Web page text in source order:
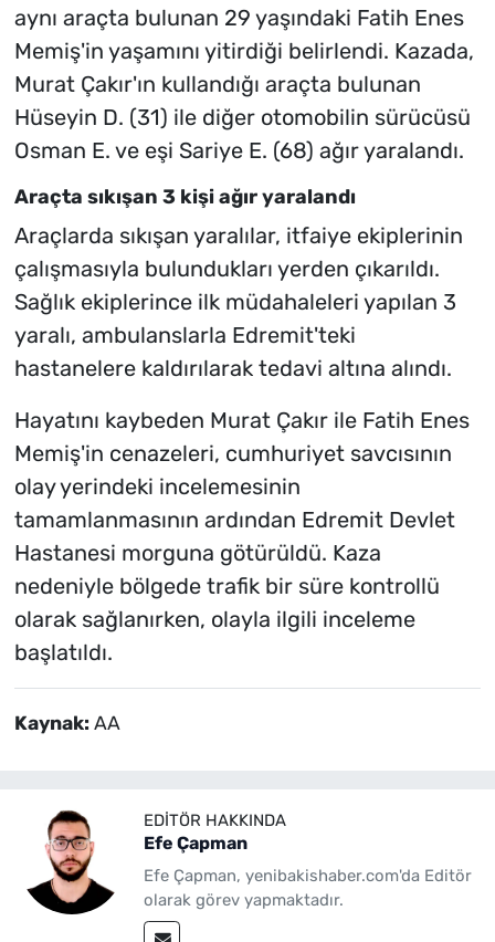
aynı araçta bulunan 29 yaşındaki Fatih Enes
Memiş'in yaşamını yitirdiği belirlendi. Kazada,
Murat Çakır'ın kullandığı araçta bulunan
Hüseyin D. (31) ile diğer otomobilin sürücüsü
Osman E. ve eşi Sariye E. (68) ağır yaralandı.
Araçta sıkışan 3 kişi ağır yaralandı
Araçlarda sıkışan yaralılar, itfaiye ekiplerinin
çalışmasıyla bulundukları yerden çıkarıldı.
Sağlık ekiplerince ilk müdahaleleri yapılan 3
yaralı, ambulanslarla Edremit'teki
hastanelere kaldırılarak tedavi altına alındı.
Hayatını kaybeden Murat Çakır ile Fatih Enes
Memiş'in cenazeleri, cumhuriyet savcısının
olay yerindeki incelemesinin
tamamlanmasının ardından Edremit Devlet
Hastanesi morguna götürüldü. Kaza
nedeniyle bölgede trafik bir süre kontrollü
olarak sağlanırken, olayla ilgili inceleme
başlatıldı.
Kaynak: AA
EDITÖR HAKKINDA
Efe Çapman
Efe Çapman, yenibakishaber.com'da Editör
olarak görev yapmaktadır.